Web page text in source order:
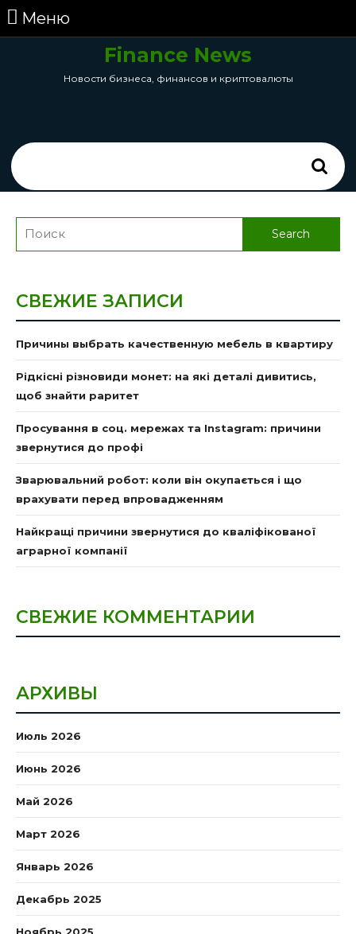
перейти
МенюМеню
Finance News
Новости бизнеса, финансов и криптовалюты
for:
Search
СВЕЖИЕ ЗАПИСИ
Причины выбрать качественную мебель в квартиру
Рідкісні різновиди монет: на які деталі дивитись,
щоб знайти раритет
Просування в соц. мережах та Instagram: причини
звернутися до профі
Зварювальний робот: коли він окупається і що
врахувати перед впровадженням
Найкращі причини звернутися до кваліфікованої
аграрної компанії
СВЕЖИЕ КОММЕНТАРИИ
АРХИВЫ
Июль 2026
Июнь 2026
Май 2026
Март 2026
Январь 2026
Декабрь 2025